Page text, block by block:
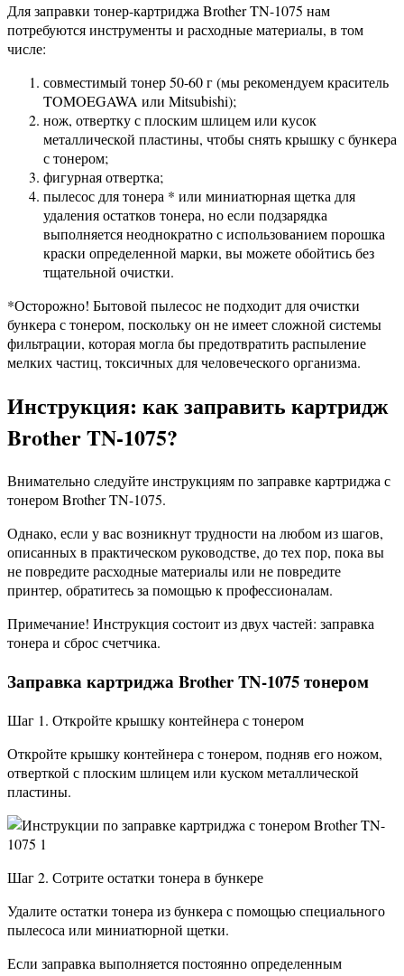
Для заправки тонер-картриджа Brother TN-1075 нам
потребуются инструменты и расходные материалы, в том
числе:
совместимый тонер 50-60 г (мы рекомендуем краситель
TOMOEGAWA или Mitsubishi);
нож, отвертку с плоским шлицем или кусок
металлической пластины, чтобы снять крышку с бункера
с тонером;
фигурная отвертка;
пылесос для тонера * или миниатюрная щетка для
удаления остатков тонера, но если подзарядка
выполняется неоднократно с использованием порошка
краски определенной марки, вы можете обойтись без
тщательной очистки.
*Осторожно! Бытовой пылесос не подходит для очистки
бункера с тонером, поскольку он не имеет сложной системы
фильтрации, которая могла бы предотвратить распыление
мелких частиц, токсичных для человеческого организма.
Инструкция: как заправить картридж
Brother TN-1075?
Внимательно следуйте инструкциям по заправке картриджа с
тонером Brother TN-1075.
Однако, если у вас возникнут трудности на любом из шагов,
описанных в практическом руководстве, до тех пор, пока вы
не повредите расходные материалы или не повредите
принтер, обратитесь за помощью к профессионалам.
Примечание! Инструкция состоит из двух частей: заправка
тонера и сброс счетчика.
Заправка картриджа Brother TN-1075 тонером
Шаг 1. Откройте крышку контейнера с тонером
Откройте крышку контейнера с тонером, подняв его ножом,
отверткой с плоским шлицем или куском металлической
пластины.
Шаг 2. Сотрите остатки тонера в бункере
Удалите остатки тонера из бункера с помощью специального
пылесоса или миниатюрной щетки.
Если заправка выполняется постоянно определенным